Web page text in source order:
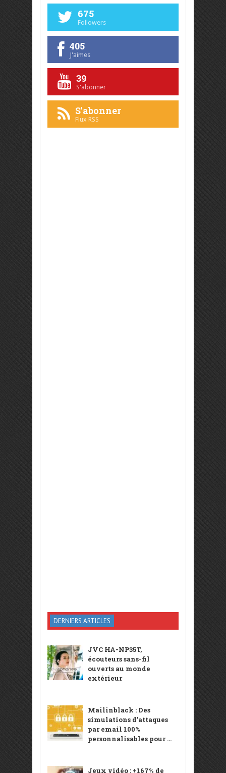
675
Followers
405
J'aimes
39
S'abonner
S'abonner
Flux RSS
DERNIERS ARTICLES
JVC HA-NP35T,
écouteurs sans-fil
ouverts au monde
extérieur
Mailinblack : Des
simulations d’attaques
par email 100%
personnalisables pour ...
Jeux vidéo : +167% de